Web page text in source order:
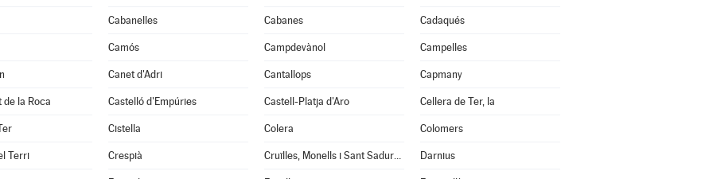
Cabanelles Cabanes Cadaqués
Camós Campdevànol Campelles
Canet d'Adri Cantallops Capmany
de la Roca Castelló d'Empúries Castell-Platja d'Aro Cellera de Ter, la
Cistella Colera Colomers
Terri Crespià Cruïlles, Monells i Sant Sadurní de l'Heura Darnius